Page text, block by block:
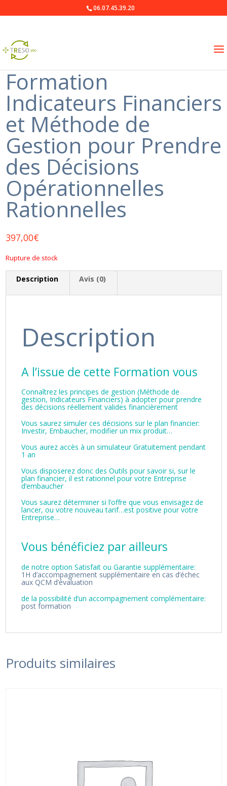
06.07.45.39.20
Formation
Indicateurs Financiers
et Méthode de
Gestion pour Prendre
des Décisions
Opérationnelles
Rationnelles
397,00€
Rupture de stock
Description Avis (0)
Description
A l’issue de cette Formation vous
Connaîtrez les principes de gestion (Méthode de
gestion, Indicateurs Financiers) à adopter pour prendre
des décisions réellement valides financièrement
Vous saurez simuler ces décisions sur le plan financier:
Investir, Embaucher, modifier un mix produit…
Vous aurez accès à un simulateur Gratuitement pendant
1 an
Vous disposerez donc des Outils pour savoir si, sur le
plan financier, il est rationnel pour votre Entreprise
d’embaucher
Vous saurez déterminer si l’offre que vous envisagez de
lancer, ou votre nouveau tarif…est positive pour votre
Entreprise…
Vous bénéficiez par ailleurs
de notre option Satisfait ou Garantie supplémentaire:
1H d’accompagnement supplémentaire en cas d’échec
aux QCM d’évaluation
de la possibilité d’un accompagnement complémentaire:
post formation
Produits similaires